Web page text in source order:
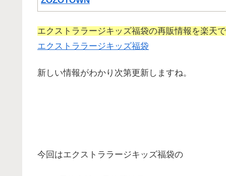
エクストララージキッズ福袋の再販情報を楽天
エクストララージキッズ福袋
新しい情報がわかり次第更新しますね。
今回はエクストララージキッズ福袋の